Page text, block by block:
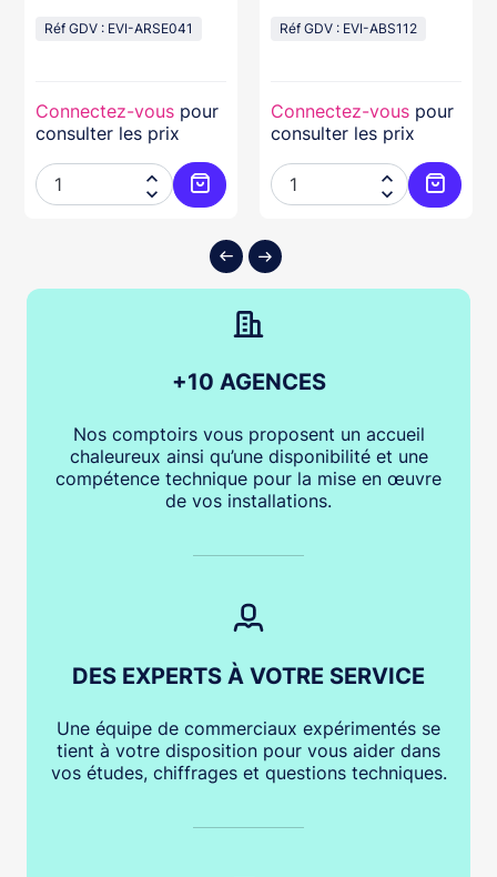
au panier
Réf GDV : EVI-ARSE041
Connectez-vous pour
consulter les prix


Ajouter au panier
Réf GDV : EVI-ABS112
Connectez-vous pour
consulter les prix


+10 AGENCES
Nos comptoirs vous proposent un accueil
chaleureux ainsi qu’une disponibilité et une
compétence technique pour la mise en œuvre
de vos installations.
DES EXPERTS À VOTRE SERVICE
Une équipe de commerciaux expérimentés se
tient à votre disposition pour vous aider dans
vos études, chiffrages et questions techniques.